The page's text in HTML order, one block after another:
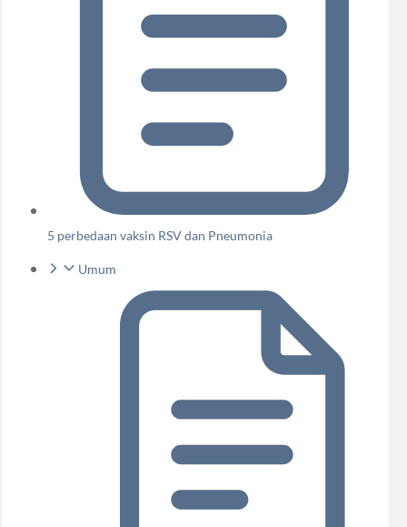
5 perbedaan vaksin RSV dan Pneumonia
Umum